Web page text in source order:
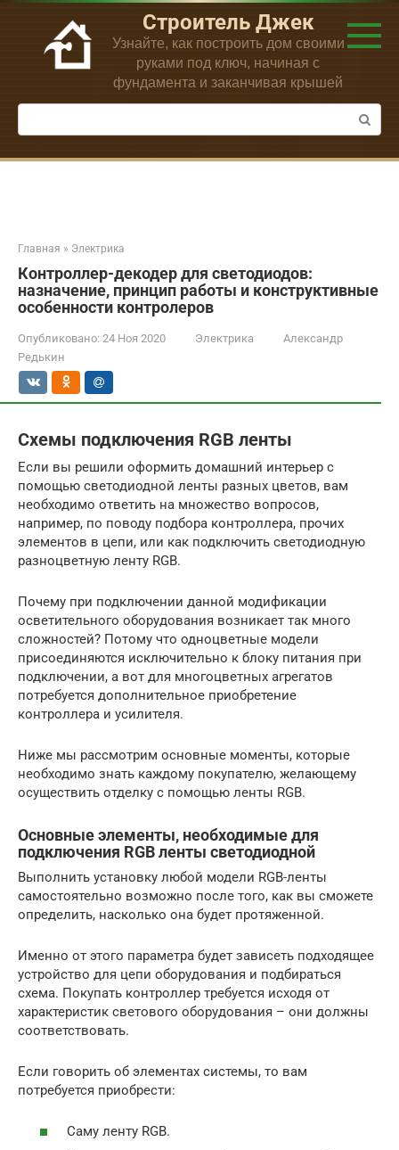
Перейти
контенту
Строитель Джек
Узнайте, как построить дом своими
руками под ключ, начиная с
фундамента и заканчивая крышей
Поиск:
Главная » Электрика
Контроллер-декодер для светодиодов:
назначение, принцип работы и конструктивные
особенности контролеров
Опубликовано: 24 Ноя 2020 Электрика
Александр
Редькин
Схемы подключения RGB ленты
Если вы решили оформить домашний интерьер с
помощью светодиодной ленты разных цветов, вам
необходимо ответить на множество вопросов,
например, по поводу подбора контроллера, прочих
элементов в цепи, или как подключить светодиодную
разноцветную ленту RGB.
Почему при подключении данной модификации
осветительного оборудования возникает так много
сложностей? Потому что одноцветные модели
присоединяются исключительно к блоку питания при
подключении, а вот для многоцветных агрегатов
потребуется дополнительное приобретение
контроллера и усилителя.
Ниже мы рассмотрим основные моменты, которые
необходимо знать каждому покупателю, желающему
осуществить отделку с помощью ленты RGB.
Основные элементы, необходимые для
подключения RGB ленты светодиодной
Выполнить установку любой модели RGB-ленты
самостоятельно возможно после того, как вы сможете
определить, насколько она будет протяженной.
Именно от этого параметра будет зависеть подходящее
устройство для цепи оборудования и подбираться
схема. Покупать контроллер требуется исходя от
характеристик светового оборудования – они должны
соответствовать.
Если говорить об элементах системы, то вам
потребуется приобрести:
Саму ленту RGB.